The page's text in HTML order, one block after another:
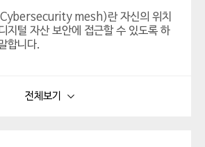
mesh)란 자신의 위치
지털 자산 보안에 접근할 수 있도록 하
합니다.
보안 메시에 의해 보안과 통제 범위 바
전체보기